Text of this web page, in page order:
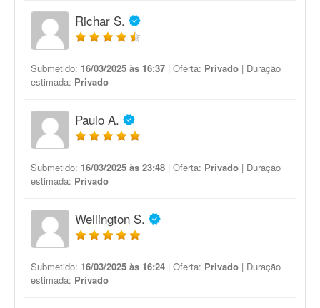
Richar S.
Submetido: 16/03/2025 às 16:37 | Oferta: Privado | Duração
estimada: Privado
Paulo A.
Submetido: 16/03/2025 às 23:48 | Oferta: Privado | Duração
estimada: Privado
Wellington S.
Submetido: 16/03/2025 às 16:24 | Oferta: Privado | Duração
estimada: Privado